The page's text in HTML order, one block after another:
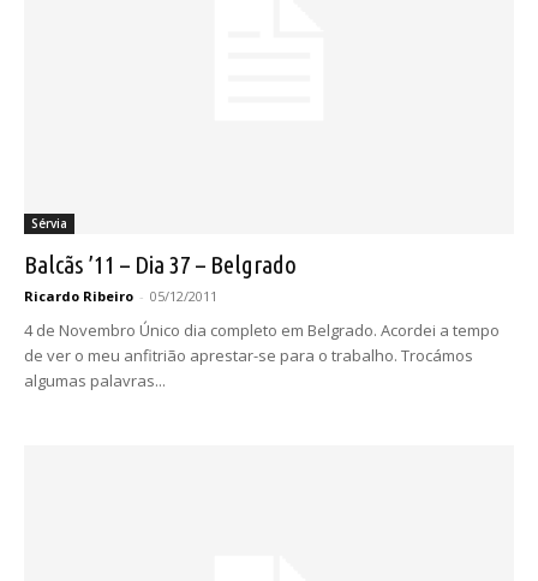
Sérvia
Balcãs ’11 – Dia 37 – Belgrado
Ricardo Ribeiro - 05/12/2011
4 de Novembro Único dia completo em Belgrado. Acordei a tempo
de ver o meu anfitrião aprestar-se para o trabalho. Trocámos
algumas palavras...